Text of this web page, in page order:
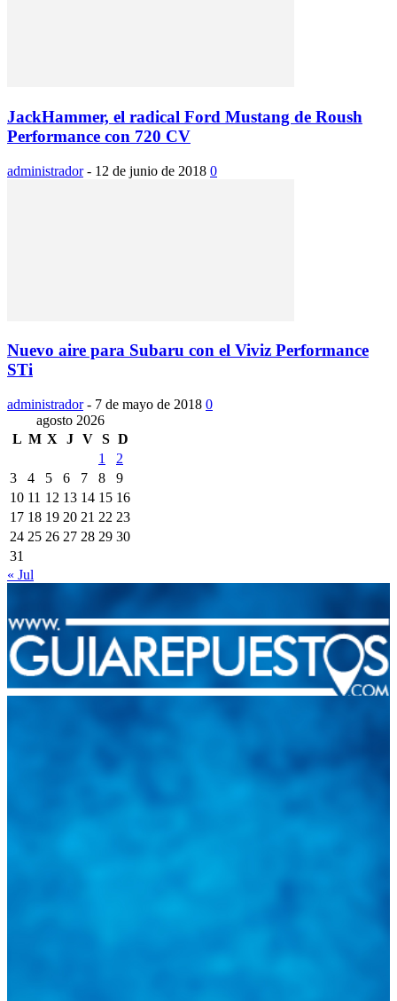
JackHammer, el radical Ford Mustang de Roush
Performance con 720 CV
administrador - 12 de junio de 2018 0
Nuevo aire para Subaru con el Viviz Performance
STi
administrador - 7 de mayo de 2018 0
agosto 2026
L M X J V S D
1
2
3
4 5 6 7 8
9
10 11 12 13 14 15 16
17 18 19 20 21 22 23
24 25 26 27 28 29 30
31
« Jul
locales, nacionales e internacionales.